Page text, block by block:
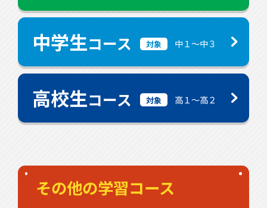
中学生コース 対象 中１〜中３
高校生コース 対象 高１〜高２
その他の学習コース